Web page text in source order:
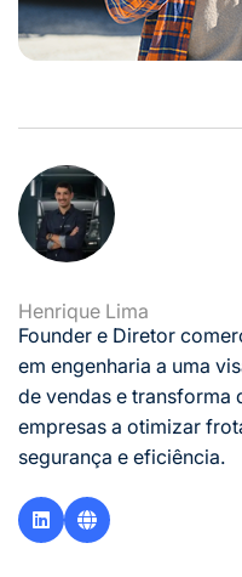
Henrique Lima
Founder e Diretor
em engenharia a uma
de vendas e transforma
empresas a otimizar
segurança e eficiência.